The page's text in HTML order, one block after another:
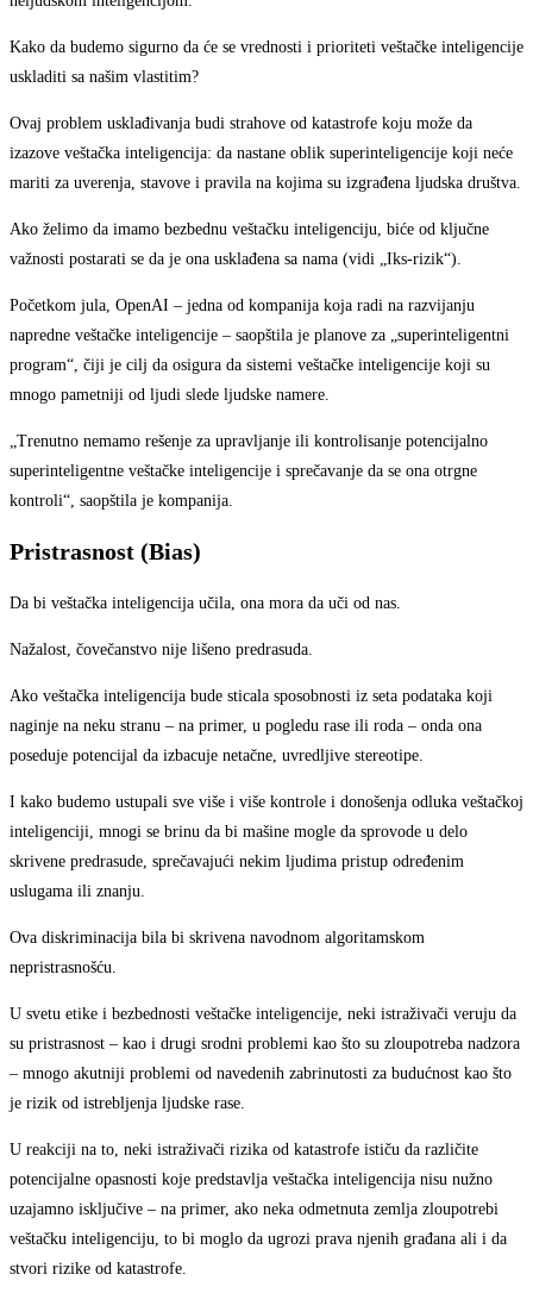
Kako da budemo sigurno da će se vrednosti i prioriteti veštačke inteligencije
uskladiti sa našim vlastitim?
Ovaj problem usklađivanja budi strahove od katastrofe koju može da
izazove veštačka inteligencija: da nastane oblik superinteligencije koji neće
mariti za uverenja, stavove i pravila na kojima su izgrađena ljudska društva.
Ako želimo da imamo bezbednu veštačku inteligenciju, biće od ključne
važnosti postarati se da je ona usklađena sa nama (vidi „Iks-rizik“).
Početkom jula, OpenAI – jedna od kompanija koja radi na razvijanju
napredne veštačke inteligencije – saopštila je planove za „superinteligentni
program“, čiji je cilj da osigura da sistemi veštačke inteligencije koji su
mnogo pametniji od ljudi slede ljudske namere.
„Trenutno nemamo rešenje za upravljanje ili kontrolisanje potencijalno
superinteligentne veštačke inteligencije i sprečavanje da se ona otrgne
kontroli“, saopštila je kompanija.
Pristrasnost (Bias)
Da bi veštačka inteligencija učila, ona mora da uči od nas.
Nažalost, čovečanstvo nije lišeno predrasuda.
Ako veštačka inteligencija bude sticala sposobnosti iz seta podataka koji
naginje na neku stranu – na primer, u pogledu rase ili roda – onda ona
poseduje potencijal da izbacuje netačne, uvredljive stereotipe.
I kako budemo ustupali sve više i više kontrole i donošenja odluka veštačkoj
inteligenciji, mnogi se brinu da bi mašine mogle da sprovode u delo
skrivene predrasude, sprečavajući nekim ljudima pristup određenim
uslugama ili znanju.
Ova diskriminacija bila bi skrivena navodnom algoritamskom
nepristrasnošću.
U svetu etike i bezbednosti veštačke inteligencije, neki istraživači veruju da
su pristrasnost – kao i drugi srodni problemi kao što su zloupotreba nadzora
– mnogo akutniji problemi od navedenih zabrinutosti za budućnost kao što
je rizik od istrebljenja ljudske rase.
U reakciji na to, neki istraživači rizika od katastrofe ističu da različite
potencijalne opasnosti koje predstavlja veštačka inteligencija nisu nužno
uzajamno isključive – na primer, ako neka odmetnuta zemlja zloupotrebi
veštačku inteligenciju, to bi moglo da ugrozi prava njenih građana ali i da
stvori rizike od katastrofe.